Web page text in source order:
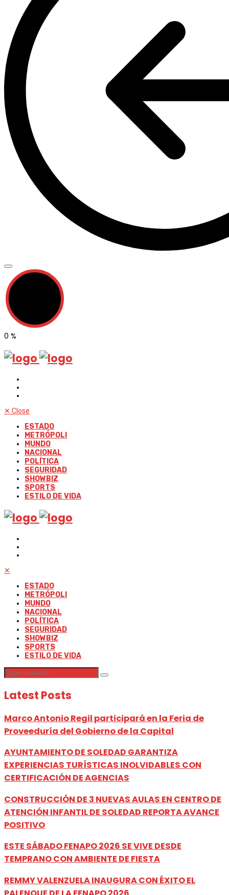
0 %
✕ Close
ESTADO
METRÓPOLI
MUNDO
NACIONAL
POLÍTICA
SEGURIDAD
SHOWBIZ
SPORTS
ESTILO DE VIDA
✕
ESTADO
METRÓPOLI
MUNDO
NACIONAL
POLÍTICA
SEGURIDAD
SHOWBIZ
SPORTS
ESTILO DE VIDA
Latest Posts
Marco Antonio Regil participará en la Feria de
Proveeduría del Gobierno de la Capital
AYUNTAMIENTO DE SOLEDAD GARANTIZA
EXPERIENCIAS TURÍSTICAS INOLVIDABLES CON
CERTIFICACIÓN DE AGENCIAS
CONSTRUCCIÓN DE 3 NUEVAS AULAS EN CENTRO DE
ATENCIÓN INFANTIL DE SOLEDAD REPORTA AVANCE
POSITIVO
ESTE SÁBADO FENAPO 2026 SE VIVE DESDE
TEMPRANO CON AMBIENTE DE FIESTA
REMMY VALENZUELA INAUGURA CON ÉXITO EL